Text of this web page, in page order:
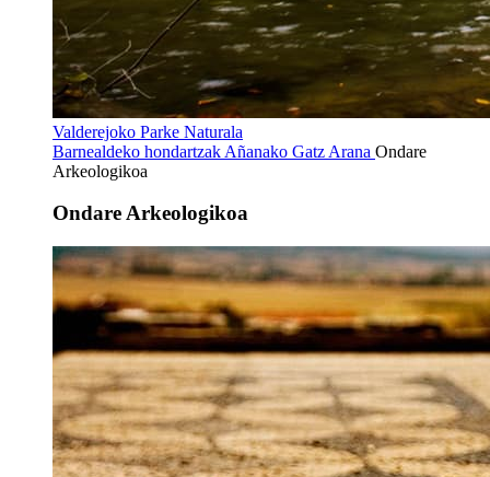
Valderejoko Parke Naturala
Barnealdeko hondartzak Añanako Gatz Arana Ondare
Arkeologikoa
Ondare Arkeologikoa